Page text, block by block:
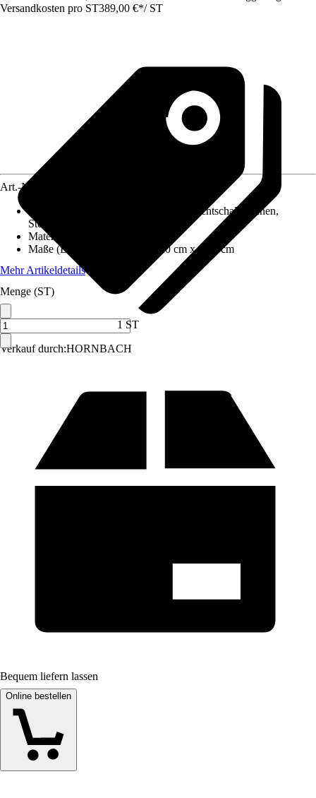
Versandkosten pro ST389,00 €*/ ST
Verkauf durch:HORNBACH
Art.-Nr.
6 Glaseinlegeböden, Lichtschalter innen,
Steckdose innen
Material Korpus
Maße (BxHxT)
90.0 cm x 78.0 cm x 15.5 cm
Mehr Artikeldetails
Menge (ST)
1 ST
Bequem liefern lassen
Online bestellen